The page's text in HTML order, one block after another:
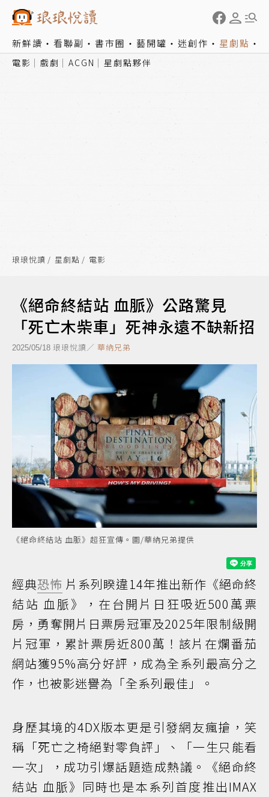
新鮮讀 看聯副 書市圈 藝開罐 迷創作 星劇點
電影 戲劇 ACGN 星劇點夥伴
琅琅悅讀 星劇點 電影
《絕命終結站 血脈》公路驚見
「死亡木柴車」死神永遠不缺新招
2025/05/18 琅琅悅讀／ 華納兄弟
《絕命終結站 血脈》超狂宣傳。圖/華納兄弟提供
經典恐怖 片系列睽違14年推出新作《絕命終
結站 血脈》，在台開片日狂吸近500萬票
房，勇奪開片日票房冠軍及2025年限制級開
片冠軍，累計票房近800萬！該片在爛番茄
網站獲95%高分好評，成為全系列最高分之
作，也被影迷譽為「全系列最佳」。
身歷其境的4DX版本更是引發網友瘋搶，笑
稱「死亡之椅絕對零負評」、「一生只能看
一次」，成功引爆話題造成熱議。《絕命終
結站 血脈》同時也是本系列首度推出IMAX